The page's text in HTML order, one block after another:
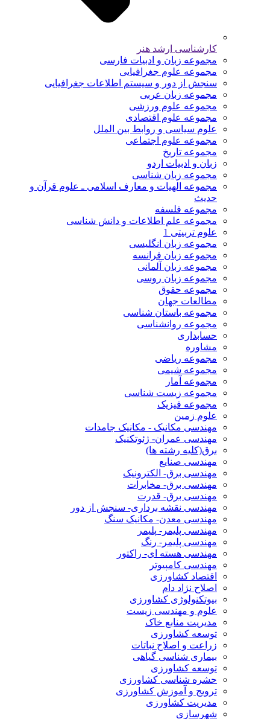
کارشناسی ارشد هنر
مجموعه زبان و ادبیات فارسی
مجموعه علوم جغرافیایی
سنجش از دور و سیستم اطلاعات جغرافیایی
مجموعه زبان عربی
مجموعه علوم ورزشی
مجموعه علوم اقتصادی
علوم سیاسی و روابط بین الملل
مجموعه علوم اجتماعی
مجموعه تاریخ
زبان و ادبیات اردو
مجموعه زبان شناسی
مجموعه الهیات و معارف اسلامی ـ علوم قرآن و
حدیث
مجموعه فلسفه
مجموعه علم اطلاعات و دانش شناسی
علوم تربیتی 1
مجموعه زبان انگلیسی
مجموعه زبان فرانسه
مجموعه زبان آلمانی
مجموعه زبان روسی
مجموعه حقوق
مطالعات جهان
مجموعه باستان شناسی
مجموعه روانشناسی
حسابداری
مشاوره
مجموعه ریاضی
مجموعه شیمی
مجموعه آمار
مجموعه زیست شناسی
مجموعه فیزیک
علوم زمین
مهندسی مکانیک - مکانیک جامدات
مهندسی عمران- ژئوتکنیک
برق(کلیه رشته ها)
مهندسی صنایع
مهندسی برق- الکترونیک
مهندسی برق- مخابرات
مهندسی برق- قدرت
مهندسی نقشه برداری- سنجش از دور
مهندسی معدن- مکانیک سنگ
مهندسی پلیمر- پلیمر
مهندسی پلیمر- رنگ
مهندسی هسته ای- راکتور
مهندسی کامپیوتر
اقتصاد کشاورزی
اصلاح نژاد دام
بیوتکنولوژی کشاورزی
علوم و مهندسی زیست
مدیریت منابع خاک
توسعه کشاورزی
زراعت و اصلاح نباتات
بیماری شناسی گیاهی
توسعه کشاورزی
حشره شناسی کشاورزی
ترویج و آموزش کشاورزی
مدیریت کشاورزی
شهرسازی